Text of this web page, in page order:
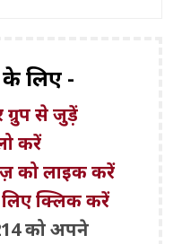
लिए -
ग्रुप से जुड़ें
करें
को लाइक करें
लिए क्लिक करें
को अपने